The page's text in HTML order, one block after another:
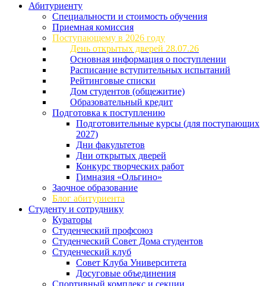
Абитуриенту
Специальности и стоимость обучения
Приемная комиссия
Поступающему в 2026 году
День открытых дверей 28.07.26
Основная информация о поступлении
Расписание вступительных испытаний
Рейтинговые списки
Дом студентов (общежитие)
Образовательный кредит
Подготовка к поступлению
Подготовительные курсы (для поступающих
2027)
Дни факультетов
Дни открытых дверей
Конкурс творческих работ
Гимназия «Ольгино»
Заочное образование
Блог абитуриента
Студенту и сотруднику
Кураторы
Студенческий профсоюз
Студенческий Совет Дома студентов
Студенческий клуб
Совет Клуба Университета
Досуговые объединения
Спортивный комплекс и секции